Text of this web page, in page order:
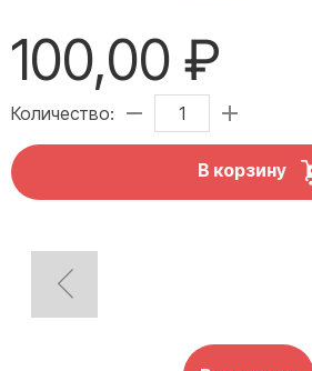
100,00 ₽
Количество:
В корзину